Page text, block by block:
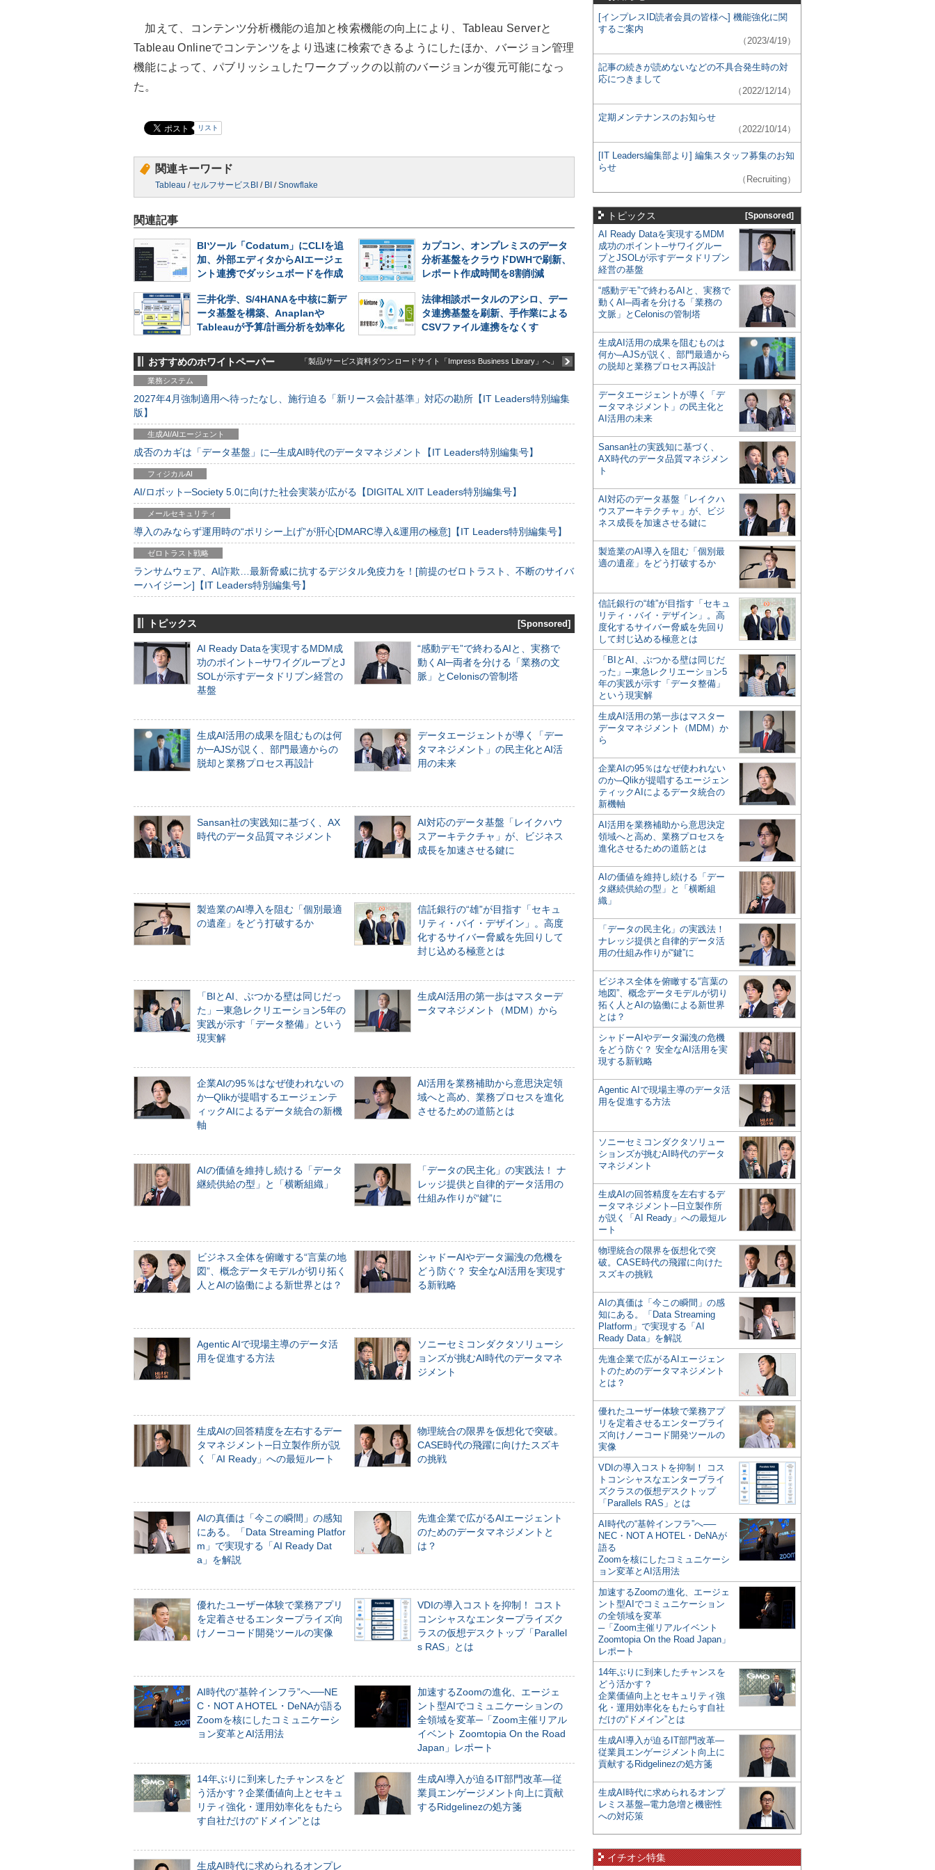
加えて、コンテンツ分析機能の追加と検索機能の向上により、Tableau Serverと
Tableau Onlineでコンテンツをより迅速に検索できるようにしたほか、バージョン管理
機能によって、パブリッシュしたワークブックの以前のバージョンが復元可能になっ
た。
リスト
関連キーワード
Tableau /セルフサービスBI / BI /Snowflake
関連記事
BIツール「Codatum」にCLIを追
加、外部エディタからAIエージェ
ント連携でダッシュボードを作成
カプコン、オンプレミスのデータ
分析基盤をクラウドDWHで刷新、
レポート作成時間を8割削減
三井化学、S/4HANAを中核に新デ
ータ基盤を構築、Anaplanや
Tableauが予算/計画分析を効率化
法律相談ポータルのアシロ、デー
タ連携基盤を刷新、手作業による
CSVファイル連携をなくす
おすすめのホワイトペーパー 「製品/サービス資料ダウンロードサイト「Impress Business Library」へ」
業務システム
2027年4月強制適用へ待ったなし、施行迫る「新リース会計基準」対応の勘所【IT Leaders特別編集
版】
生成AI/AIエージェント
成否のカギは「データ基盤」に─生成AI時代のデータマネジメント【IT Leaders特別編集号】
フィジカルAI
AI/ロボット─Society 5.0に向けた社会実装が広がる【DIGITAL X/IT Leaders特別編集号】
メールセキュリティ
導入のみならず運用時の“ポリシー上げ”が肝心[DMARC導入&運用の極意]【IT Leaders特別編集号】
ゼロトラスト戦略
ランサムウェア、AI詐欺…最新脅威に抗するデジタル免疫力を！[前提のゼロトラスト、不断のサイバ
ーハイジーン]【IT Leaders特別編集号】
トピックス [Sponsored]
AI Ready Dataを実現するMDM成
功のポイント─サワイグループとJ
SOLが示すデータドリブン経営の
基盤
“感動デモ”で終わるAIと、実務で
動くAI─両者を分ける「業務の文
脈」とCelonisの管制塔
生成AI活用の成果を阻むものは何
か─AJSが説く、部門最適からの
脱却と業務プロセス再設計
データエージェントが導く「デー
タマネジメント」の民主化とAI活
用の未来
Sansan社の実践知に基づく、AX
時代のデータ品質マネジメント
AI対応のデータ基盤「レイクハウ
スアーキテクチャ」が、ビジネス
成長を加速させる鍵に
製造業のAI導入を阻む「個別最適
の遺産」をどう打破するか
信託銀行の“雄”が目指す「セキュ
リティ・バイ・デザイン」。高度
化するサイバー脅威を先回りして
封じ込める極意とは
「BIとAI、ぶつかる壁は同じだっ
た」─東急レクリエーション5年の
実践が示す「データ整備」という
現実解
生成AI活用の第一歩はマスターデ
ータマネジメント（MDM）から
企業AIの95％はなぜ使われないの
か─Qlikが提唱するエージェンテ
ィックAIによるデータ統合の新機
軸
AI活用を業務補助から意思決定領
域へと高め、業務プロセスを進化
させるための道筋とは
AIの価値を維持し続ける「データ
継続供給の型」と「横断組織」
「データの民主化」の実践法！ ナ
レッジ提供と自律的データ活用の
仕組み作りが“鍵”に
ビジネス全体を俯瞰する“言葉の地
図”、概念データモデルが切り拓く
人とAIの協働による新世界とは？
シャドーAIやデータ漏洩の危機を
どう防ぐ？ 安全なAI活用を実現す
る新戦略
Agentic AIで現場主導のデータ活
用を促進する方法
ソニーセミコンダクタソリューシ
ョンズが挑むAI時代のデータマネ
ジメント
生成AIの回答精度を左右するデー
タマネジメント─日立製作所が説
く「AI Ready」への最短ルート
物理統合の限界を仮想化で突破。
CASE時代の飛躍に向けたスズキ
の挑戦
AIの真価は「今この瞬間」の感知
にある。「Data Streaming Platfor
m」で実現する「AI Ready Dat
a」を解説
先進企業で広がるAIエージェント
のためのデータマネジメントと
は？
優れたユーザー体験で業務アプリ
を定着させるエンタープライズ向
けノーコード開発ツールの実像
VDIの導入コストを抑制！ コスト
コンシャスなエンタープライズク
ラスの仮想デスクトップ「Parallel
s RAS」とは
AI時代の“基幹インフラ”へ──NE
C・NOT A HOTEL・DeNAが語る
Zoomを核にしたコミュニケーシ
ョン変革とAI活用法
加速するZoomの進化、エージェ
ント型AIでコミュニケーションの
全領域を変革─「Zoom主催リアル
イベント Zoomtopia On the Road
Japan」レポート
14年ぶりに到来したチャンスをど
う活かす？企業価値向上とセキュ
リティ強化・運用効率化をもたら
す自社だけの“ドメイン”とは
生成AI導入が迫るIT部門改革―従
業員エンゲージメント向上に貢献
するRidgelinezの処方箋
生成AI時代に求められるオンプレ
[インプレスID読者会員の皆様へ] 機能強化に関
するご案内
（2023/4/19）
記事の続きが読めないなどの不具合発生時の対
応につきまして
（2022/12/14）
定期メンテナンスのお知らせ
（2022/10/14）
[IT Leaders編集部より] 編集スタッフ募集のお知
らせ
（Recruiting）
トピックス [Sponsored]
AI Ready Dataを実現するMDM
成功のポイント─サワイグルー
プとJSOLが示すデータドリブン
経営の基盤
“感動デモ”で終わるAIと、実務で
動くAI─両者を分ける「業務の
文脈」とCelonisの管制塔
生成AI活用の成果を阻むものは
何か─AJSが説く、部門最適から
の脱却と業務プロセス再設計
データエージェントが導く「デ
ータマネジメント」の民主化と
AI活用の未来
Sansan社の実践知に基づく、
AX時代のデータ品質マネジメン
ト
AI対応のデータ基盤「レイクハ
ウスアーキテクチャ」が、ビジ
ネス成長を加速させる鍵に
製造業のAI導入を阻む「個別最
適の遺産」をどう打破するか
信託銀行の“雄”が目指す「セキュ
リティ・バイ・デザイン」。高
度化するサイバー脅威を先回り
して封じ込める極意とは
「BIとAI、ぶつかる壁は同じだ
った」─東急レクリエーション5
年の実践が示す「データ整備」
という現実解
生成AI活用の第一歩はマスター
データマネジメント（MDM）か
ら
企業AIの95％はなぜ使われない
のか─Qlikが提唱するエージェン
ティックAIによるデータ統合の
新機軸
AI活用を業務補助から意思決定
領域へと高め、業務プロセスを
進化させるための道筋とは
AIの価値を維持し続ける「デー
タ継続供給の型」と「横断組
織」
「データの民主化」の実践法！
ナレッジ提供と自律的データ活
用の仕組み作りが“鍵”に
ビジネス全体を俯瞰する“言葉の
地図”、概念データモデルが切り
拓く人とAIの協働による新世界
とは？
シャドーAIやデータ漏洩の危機
をどう防ぐ？ 安全なAI活用を実
現する新戦略
Agentic AIで現場主導のデータ活
用を促進する方法
ソニーセミコンダクタソリュー
ションズが挑むAI時代のデータ
マネジメント
生成AIの回答精度を左右するデ
ータマネジメント─日立製作所
が説く「AI Ready」への最短ル
ート
物理統合の限界を仮想化で突
破。CASE時代の飛躍に向けた
スズキの挑戦
AIの真価は「今この瞬間」の感
知にある。「Data Streaming
Platform」で実現する「AI
Ready Data」を解説
先進企業で広がるAIエージェン
トのためのデータマネジメント
とは？
優れたユーザー体験で業務アプ
リを定着させるエンタープライ
ズ向けノーコード開発ツールの
実像
VDIの導入コストを抑制！ コス
トコンシャスなエンタープライ
ズクラスの仮想デスクトップ
「Parallels RAS」とは
AI時代の“基幹インフラ”へ──
NEC・NOT A HOTEL・DeNAが
語る
Zoomを核にしたコミュニケーシ
ョン変革とAI活用法
加速するZoomの進化、エージェ
ント型AIでコミュニケーション
の全領域を変革
─「Zoom主催リアルイベント
Zoomtopia On the Road Japan」
レポート
14年ぶりに到来したチャンスを
どう活かす？
企業価値向上とセキュリティ強
化・運用効率化をもたらす自社
だけの“ドメイン”とは
生成AI導入が迫るIT部門改革―
従業員エンゲージメント向上に
貢献するRidgelinezの処方箋
生成AI時代に求められるオンプ
レミス基盤─電力急増と機密性
への対応策
イチオシ特集